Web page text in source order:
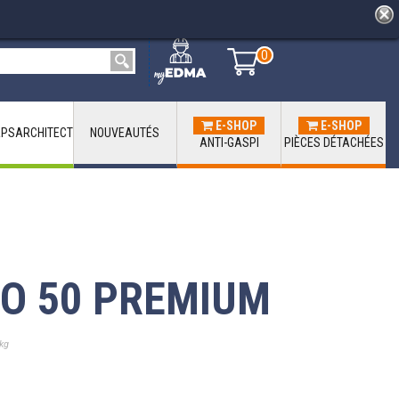
0
0
NOUVEAUTÉS
E-SHOP
ANTI-GASPI
E-SHOP
PIÈCES DÉTACHÉES
50 PREMIUM